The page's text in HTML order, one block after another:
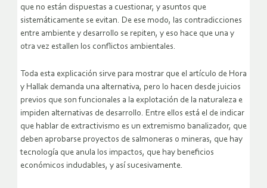
que no están dispuestas a cuestionar, y asuntos que
sistemáticamente se evitan. De ese modo, las contradicciones
entre ambiente y desarrollo se repiten, y eso hace que una y
otra vez estallen los conflictos ambientales.
Toda esta explicación sirve para mostrar que el artículo de Hora
y Hallak demanda una alternativa, pero lo hacen desde juicios
previos que son funcionales a la explotación de la naturaleza e
impiden alternativas de desarrollo. Entre ellos está el de indicar
que hablar de extractivismo es un extremismo banalizador, que
deben aprobarse proyectos de salmoneras o mineras, que hay
tecnología que anula los impactos, que hay beneficios
económicos indudables, y así sucesivamente.